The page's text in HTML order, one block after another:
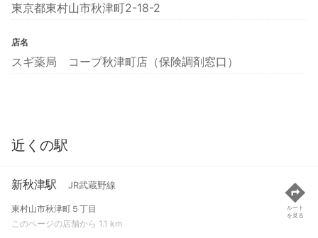
東京都東村山市秋津町2-18-2
店名
スギ薬局 コープ秋津町店（保険調剤窓口）
近くの駅
新秋津駅 JR武蔵野線
東村山市秋津町５丁目
このページの店舗から 1.1 km
ルート
を見る